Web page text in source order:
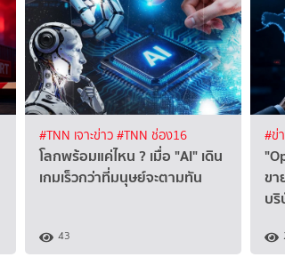
#TNN เจาะข่าว#TNN ช่อง16
โลกพร้อมแค่ไหน ? เมื่อ "AI" เดิน
เกมเร็วกว่าที่มนุษย์จะตามทัน
43
#ข่
ขา
บ